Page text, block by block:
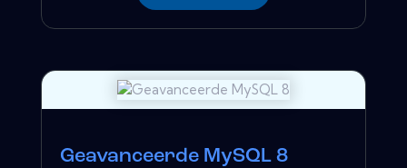
Geavanceerde MySQL 8